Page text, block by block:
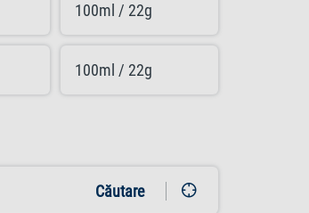
100ml / 22g
100ml / 22g
Căutare